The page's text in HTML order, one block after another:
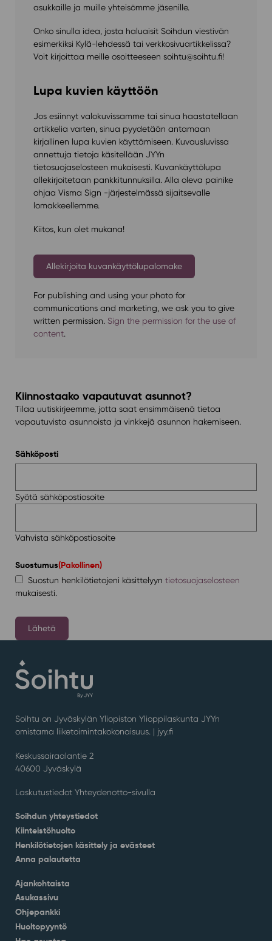
asukkaille ja muille yhteisömme jäsenille.
Onko sinulla idea, josta haluaisit Soihdun viestivän
esimerkiksi Kylä-lehdessä tai verkkosivuartikkelissa?
Voit kirjoittaa meille osoitteeseen soihtu@soihtu.fi!
Lupa kuvien käyttöön
Jos esiinnyt valokuvissamme tai sinua haastatellaan
artikkelia varten, sinua pyydetään antamaan
kirjallinen lupa kuvien käyttämiseen. Kuvausluvissa
annettuja tietoja käsitellään JYYn
tietosuojaselosteen mukaisesti. Kuvankäyttölupa
allekirjoitetaan pankkitunnuksilla. Alla oleva painike
ohjaa Visma Sign -järjestelmässä sijaitsevalle
lomakkeellemme.
Kiitos, kun olet mukana!
Allekirjoita kuvankäyttölupalomake
For publishing and using your photo for
communications and marketing, we ask you to give
written permission. Sign the permission for the use of
content.
Kiinnostaako vapautuvat asunnot?
Tilaa uutiskirjeemme, jotta saat ensimmäisenä tietoa
vapautuvista asunnoista ja vinkkejä asunnon hakemiseen.
Sähköposti
Syötä sähköpostiosoite
Vahvista sähköpostiosoite
Suostumus(Pakollinen)
Suostun henkilötietojeni käsittelyyn tietosuojaselosteen
mukaisesti.
Soihtu on Jyväskylän Yliopiston Ylioppilaskunta JYYn
omistama liiketoimintakokonaisuus. | jyy.fi
Keskussairaalantie 2
40600 Jyväskylä
Laskutustiedot Yhteydenotto-sivulla
Soihdun yhteystiedot
Kiinteistöhuolto
Henkilötietojen käsittely ja evästeet
Anna palautetta
Ajankohtaista
Asukassivu
Ohjepankki
Huoltopyyntö